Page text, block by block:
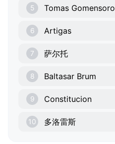
5 Tomas Gomensoro
6 Artigas
7 萨尔托
8 Baltasar Brum
9 Constitucion
10 多洛雷斯